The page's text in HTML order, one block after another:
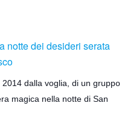
dalla voglia, di un gruppo
magica nella notte di San